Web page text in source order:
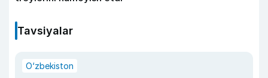
Tavsiyalar
O‘zbekiston